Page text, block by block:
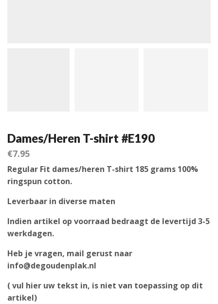
Dames/Heren T-shirt #E190
€7.95
Regular Fit dames/heren T-shirt 185 grams 100%
ringspun cotton.
Leverbaar in diverse maten
Indien artikel op voorraad bedraagt de levertijd 3-5
werkdagen.
Heb je vragen, mail gerust naar
info@degoudenplak.nl
( vul hier uw tekst in, is niet van toepassing op dit
artikel)